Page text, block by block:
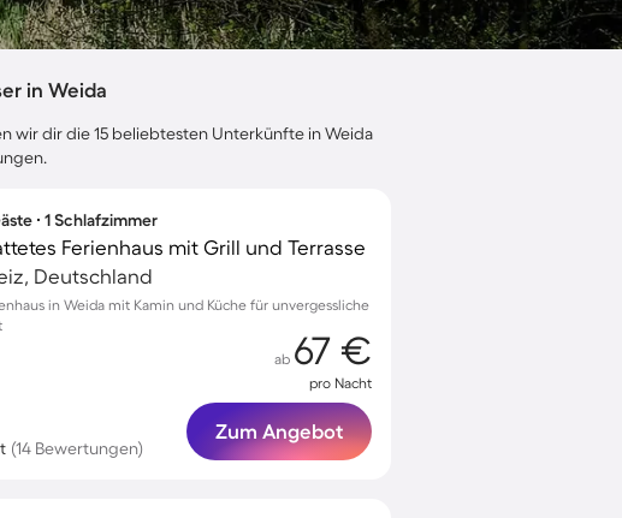
in Weida
wir dir die 15 beliebtesten Unterkünfte in Weida
∙ 1 Schlafzimmer
Ferienhaus mit Grill und Terrasse
Deutschland
in Weida mit Kamin und Küche für unvergessliche
(14 Bewertungen)
ab 67 €
pro Nacht
Zum Angebot